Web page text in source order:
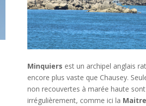
Minquiers est un archipel anglais
encore plus vaste que Chausey.
non recouvertes à marée haute
irrégulièrement, comme ici la